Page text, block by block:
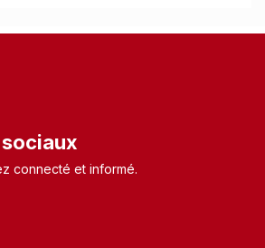
connecté et informé.​